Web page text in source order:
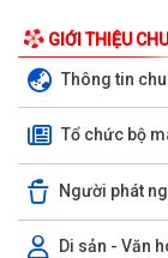
GIỚI THIỆU
Thông tin
Tổ chức bộ
Người phát
Di sản - Văn